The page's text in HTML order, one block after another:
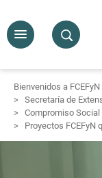
Bienvenidos a FCEFyN
Secretaría de
Compromiso Social
Proyectos FCEFyN